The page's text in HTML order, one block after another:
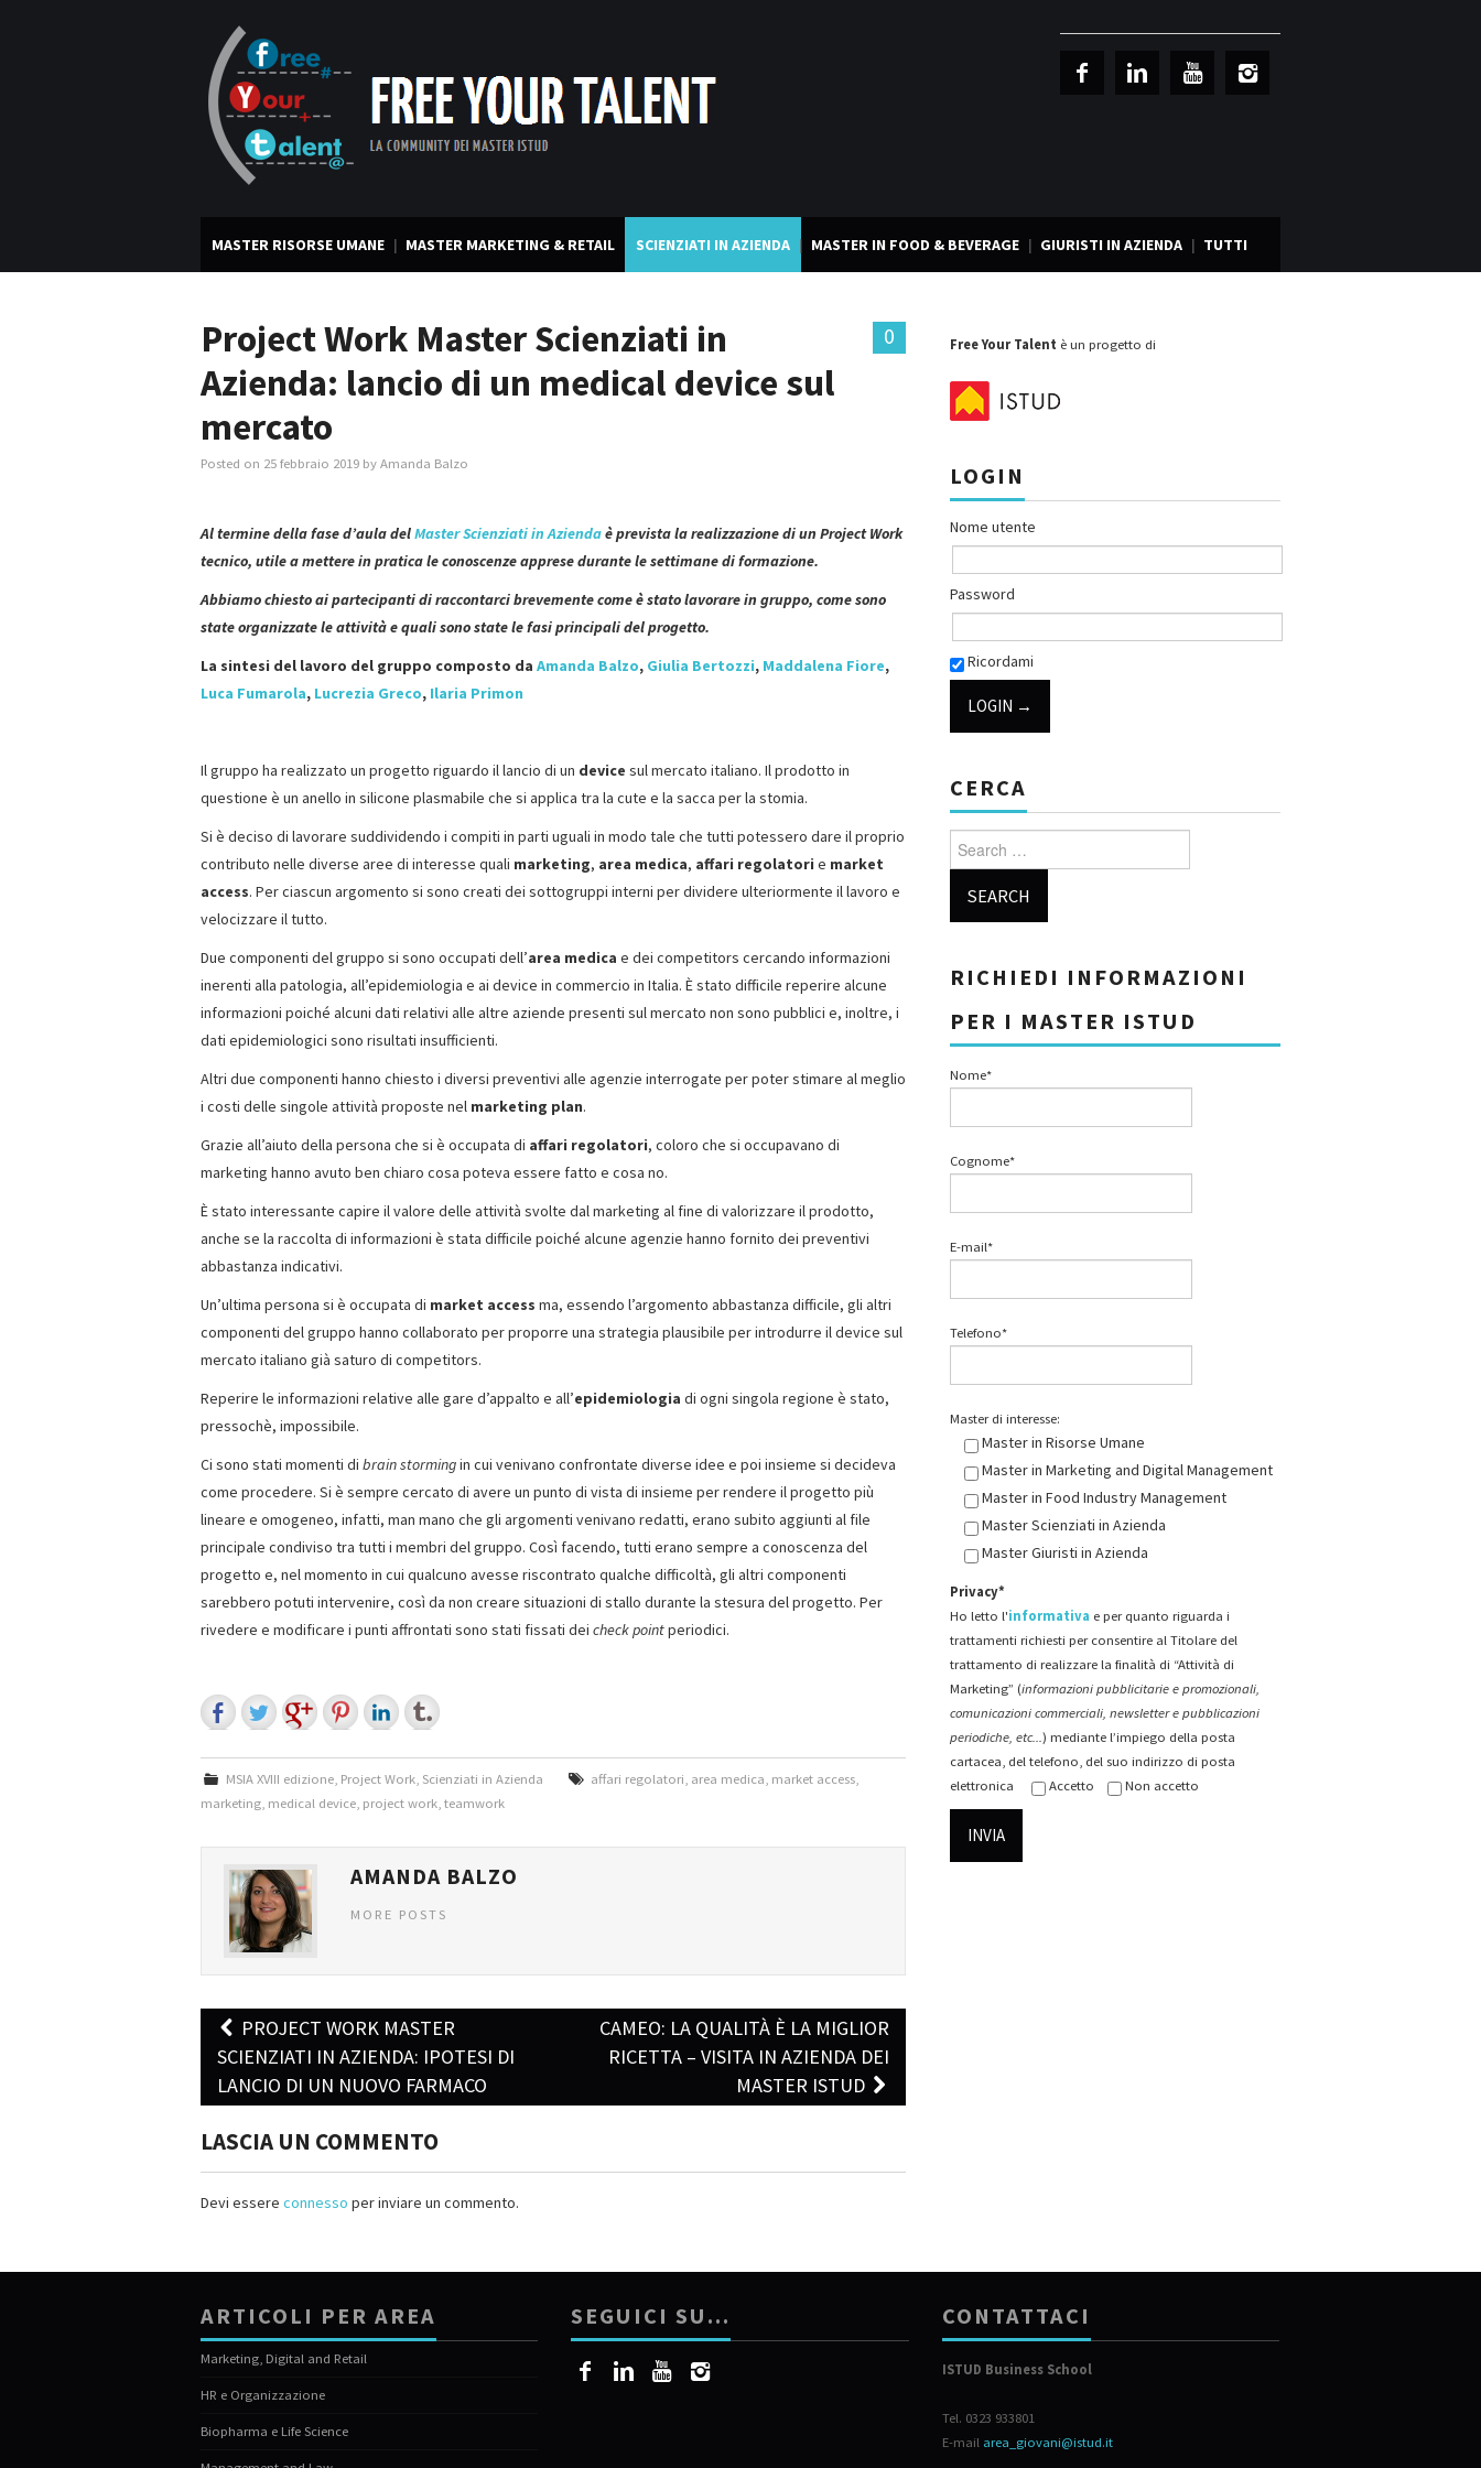
MASTER RISORSE UMANE MASTER MARKETING & RETAIL SCIENZIATI IN AZIENDA MASTER IN FOOD & BEVERAGE GIURISTI IN AZIENDA TUTTI
0
Project Work Master Scienziati in
Azienda: lancio di un medical device sul
mercato
Posted on 25 febbraio 2019 by Amanda Balzo
Al termine della fase d’aula delMaster Scienziati in Aziendaè prevista la realizzazione di un Project Work
tecnico, utile a mettere in pratica le conoscenze apprese durante le settimane di formazione.
Abbiamo chiesto ai partecipanti di raccontarci brevemente come è stato lavorare in gruppo, come sono
state organizzate le attività e quali sono state le fasi principali del progetto.
La sintesi del lavoro del gruppo composto da Amanda Balzo, Giulia Bertozzi, Maddalena Fiore,
Luca Fumarola, Lucrezia Greco, Ilaria Primon
Il gruppo ha realizzato un progetto riguardo il lancio di un device sul mercato italiano. Il prodotto in
questione è un anello in silicone plasmabile che si applica tra la cute e la sacca per la stomia.
Si è deciso di lavorare suddividendo i compiti in parti uguali in modo tale che tutti potessero dare il proprio
contributo nelle diverse aree di interesse quali marketing, area medica, affari regolatori e market
access. Per ciascun argomento si sono creati dei sottogruppi interni per dividere ulteriormente il lavoro e
velocizzare il tutto.
Due componenti del gruppo si sono occupati dell’area medica e dei competitors cercando informazioni
inerenti alla patologia, all’epidemiologia e ai device in commercio in Italia. È stato difficile reperire alcune
informazioni poiché alcuni dati relativi alle altre aziende presenti sul mercato non sono pubblici e, inoltre, i
dati epidemiologici sono risultati insufficienti.
Altri due componenti hanno chiesto i diversi preventivi alle agenzie interrogate per poter stimare al meglio
i costi delle singole attività proposte nel marketing plan.
Grazie all’aiuto della persona che si è occupata di affari regolatori, coloro che si occupavano di
marketing hanno avuto ben chiaro cosa poteva essere fatto e cosa no.
È stato interessante capire il valore delle attività svolte dal marketing al fine di valorizzare il prodotto,
anche se la raccolta di informazioni è stata difficile poiché alcune agenzie hanno fornito dei preventivi
abbastanza indicativi.
Un’ultima persona si è occupata di market access ma, essendo l’argomento abbastanza difficile, gli altri
componenti del gruppo hanno collaborato per proporre una strategia plausibile per introdurre il device sul
mercato italiano già saturo di competitors.
Reperire le informazioni relative alle gare d’appalto e all’epidemiologia di ogni singola regione è stato,
pressochè, impossibile.
Ci sono stati momenti di brain stormingin cui venivano confrontate diverse idee e poi insieme si decideva
come procedere. Si è sempre cercato di avere un punto di vista di insieme per rendere il progetto più
lineare e omogeneo, infatti, man mano che gli argomenti venivano redatti, erano subito aggiunti al file
principale condiviso tra tutti i membri del gruppo. Così facendo, tutti erano sempre a conoscenza del
progetto e, nel momento in cui qualcuno avesse riscontrato qualche difficoltà, gli altri componenti
sarebbero potuti intervenire, così da non creare situazioni di stallo durante la stesura del progetto. Per
rivedere e modificare i punti affrontati sono stati fissati dei check pointperiodici.
MSIA XVIII edizione, Project Work, Scienziati in Azienda affari regolatori, area medica, market access,
marketing, medical device, project work, teamwork
AMANDA BALZO
MORE POSTS
Post navigation
PROJECT WORK MASTER
SCIENZIATI IN AZIENDA: IPOTESI DI
LANCIO DI UN NUOVO FARMACO
CAMEO: LA QUALITÀ È LA MIGLIOR
RICETTA – VISITA IN AZIENDA DEI
MASTER ISTUD
LASCIA UN COMMENTO
Devi essere connesso per inviare un commento.
Free Your Talent è un progetto di
LOGIN
Nome utente
Password
Ricordami
CERCA
Search for:
RICHIEDI INFORMAZIONI
PER I MASTER ISTUD
Nome*
Cognome*
E-mail*
Telefono*
Master di interesse:
Master in Risorse Umane
Master in Marketing and Digital Management
Master in Food Industry Management
Master Scienziati in Azienda
Master Giuristi in Azienda
Privacy*
Ho letto l'informativa e per quanto riguarda i
trattamenti richiesti per consentire al Titolare del
trattamento di realizzare la finalità di “Attività di
Marketing” (informazioni pubblicitarie e promozionali,
comunicazioni commerciali, newsletter e pubblicazioni
periodiche, etc...) mediante l’impiego della posta
cartacea, del telefono, del suo indirizzo di posta
elettronica
Accetto Non accetto
ARTICOLI PER AREA
Marketing, Digital and Retail
HR e Organizzazione
Biopharma e Life Science
SEGUICI SU… CONTATTACI
ISTUD Business School
Tel. 0323 933801
E-mail area_giovani@istud.it